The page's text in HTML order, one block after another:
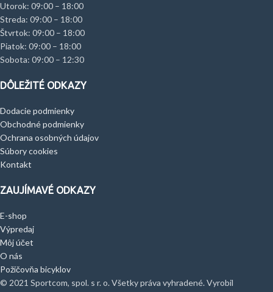
Utorok: 09:00 – 18:00
Streda: 09:00 – 18:00
Štvrtok: 09:00 – 18:00
Piatok: 09:00 – 18:00
Sobota: 09:00 – 12:30
DÔLEŽITÉ ODKAZY
Dodacie podmienky
Obchodné podmienky
Ochrana osobných údajov
Súbory cookies
Kontakt
ZAUJÍMAVÉ ODKAZY
E-shop
Výpredaj
Môj účet
O nás
Požičovňa bicyklov
© 2021 Sportcom, spol. s r. o. Všetky práva vyhradené. Vyrobil